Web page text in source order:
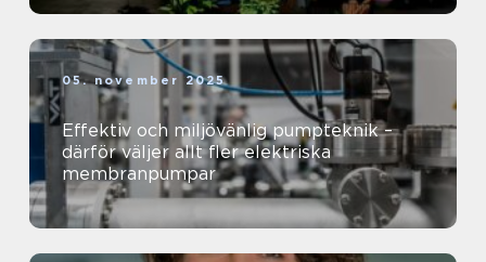
05. november 2025
Effektiv och miljövänlig pumpteknik –
därför väljer allt fler elektriska
membranpumpar